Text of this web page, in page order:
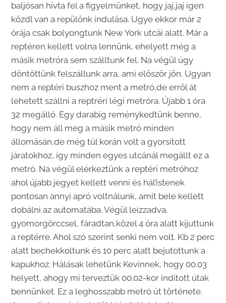
baljósan hívta fel a figyelmünket, hogy jaj,jaj igen
közdl van a repülőnk indulása. Ugye ekkor már 2
órája csak bolyongtunk New York utcái alatt. Már a
reptéren kellett volna lennünk, ehelyett még a
másik metróra sem szálltunk fel. Na végül úgy
döntöttünk felszállunk arra, ami először jön. Ugyan
nem a reptéri buszhoz ment a metró,de erről át
lehetett szállni a reptréri légi metróra. Újabb 1 óra
32 megálló. Egy darabig reménykedtünk benne,
hogy nem áll meg a másik metró minden
állomásán,de még túl korán volt a gyorsított
járatokhoz, így minden egyes utcánál megállt ez a
metró. Na végül elérkeztünk a reptéri metróhoz
ahol újabb jegyet kellett venni és hál’istenek
pontosan annyi apró voltnálunk, amit bele kellett
dobálni az automatába. Végül leizzadva,
gyomorgörccsel, fáradtan,közel 4 óra alatt kijuttunk
a reptérre. Ahol szó szerint senki nem volt. Kb 2 perc
alatt bechekkoltunk és 10 perc alatt bejutottunk a
kapukhoz. Hálásak lehetünk Kevinnek, hogy 00.03
helyett, ahogy mi terveztük 00.02-kor indított útak
bennünket. Ez a leghosszabb metró út története.